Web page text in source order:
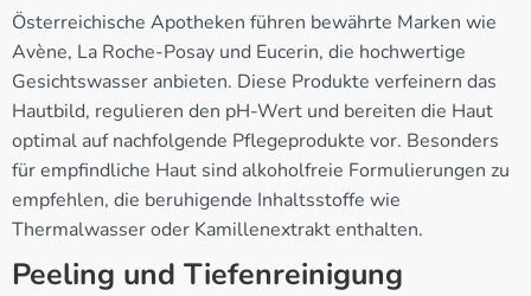
Österreichische Apotheken führen bewährte Marken wie
Avène, La Roche-Posay und Eucerin, die hochwertige
Gesichtswasser anbieten. Diese Produkte verfeinern das
Hautbild, regulieren den pH-Wert und bereiten die Haut
optimal auf nachfolgende Pflegeprodukte vor. Besonders
für empfindliche Haut sind alkoholfreie Formulierungen zu
empfehlen, die beruhigende Inhaltsstoffe wie
Thermalwasser oder Kamillenextrakt enthalten.
Peeling und Tiefenreinigung